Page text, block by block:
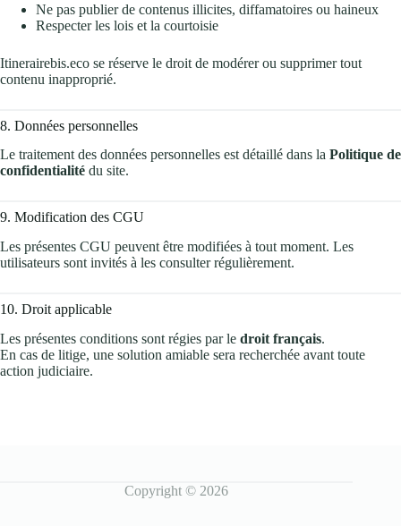
Ne pas publier de contenus illicites, diffamatoires ou haineux
Respecter les lois et la courtoisie
Itinerairebis.eco se réserve le droit de modérer ou supprimer tout
contenu inapproprié.
8. Données personnelles
Le traitement des données personnelles est détaillé dans la Politique de
confidentialité du site.
9. Modification des CGU
Les présentes CGU peuvent être modifiées à tout moment. Les
utilisateurs sont invités à les consulter régulièrement.
10. Droit applicable
Les présentes conditions sont régies par le droit français.
En cas de litige, une solution amiable sera recherchée avant toute
action judiciaire.
Copyright © 2026